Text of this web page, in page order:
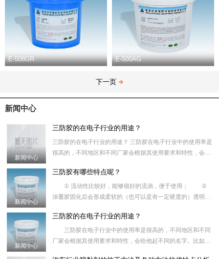
E-508GR E-500AG
下一页
新闻中心
新闻中心
三防胶的在电子行业的用途？
三防胶的在电子行业的用途？ 三防胶在电子行业中的使用率是
很高的，不同地区和不同厂家会根据其使用要求和特性，会给
新闻中心
三防胶有哪些特点呢？
① 流动性比较好，能够很好的流淌，便于使用； ②
涂覆胶固化后会形成柔软的（也可以是有一定硬度的）透明的
③优越的耐
新闻中心
三防胶的在电子行业的用途？
三防胶在电子行业中的使用率是很高的，不同地区和不同
厂家会根据其使用要求和特性，会给他起不同的名字。比如：